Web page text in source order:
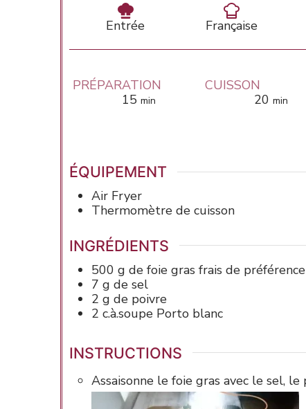
Entrée Française
PRÉPARATION
15 minutes
min
CUISSON
20 minutes
min
ÉQUIPEMENT
Air Fryer
Thermomètre de cuisson
INGRÉDIENTS
500 g de foie gras frais de
7 g de sel
2 g de poivre
2 c.à.soupe Porto blanc
INSTRUCTIONS
Assaisonne le foie gras avec le sel, le